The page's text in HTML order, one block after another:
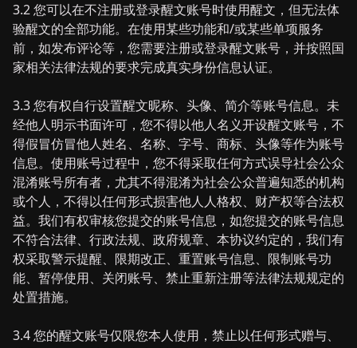
3.2 您可以在不注册或登录醒文账号时使用醒文，但无法体
验醒文的全部功能。在使用某些功能和/或某些单项服务
前，如发布评论等，您需要注册或登录醒文账号，并按照国
家相关法律法规的要求完成真实身份信息认证。
3.3 您有权自行设置醒文昵称、头像、简介等账号信息。未
经他人明示书面许可，您不得以他人名义开设醒文账号，不
得假冒仿冒他人姓名、名称、字号、商标、头像等作为账号
信息。使用账号过程中，您不得采取任何方式误导社会公众
混淆账号所有者，尤其不得混淆为社会公众普遍知悉的机构
或个人，不得以任何形式损害他人人格权、财产权等合法权
益。我们有权审核您提交的账号信息，如您提交的账号信息
不符合法律、行政法规、政府规章、本协议约定的，我们有
权采取警示提醒、限期改正、重置账号信息、限制账号功
能、暂停使用、关闭账号、禁止重新注册等法律法规规定的
处置措施。
3.4 您的醒文账号仅限您本人使用，禁止以任何形式赠与、